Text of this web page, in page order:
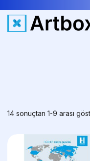
14 sonuçtan 1-9 arası